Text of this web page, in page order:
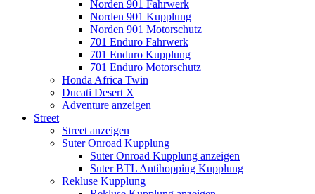
Norden 901 Fahrwerk
Norden 901 Kupplung
Norden 901 Motorschutz
701 Enduro Fahrwerk
701 Enduro Kupplung
701 Enduro Motorschutz
Honda Africa Twin
Ducati Desert X
Adventure anzeigen
Street
Street anzeigen
Suter Onroad Kupplung
Suter Onroad Kupplung anzeigen
Suter BTL Antihopping Kupplung
Rekluse Kupplung